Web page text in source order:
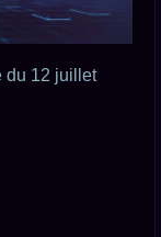
du 12 juillet